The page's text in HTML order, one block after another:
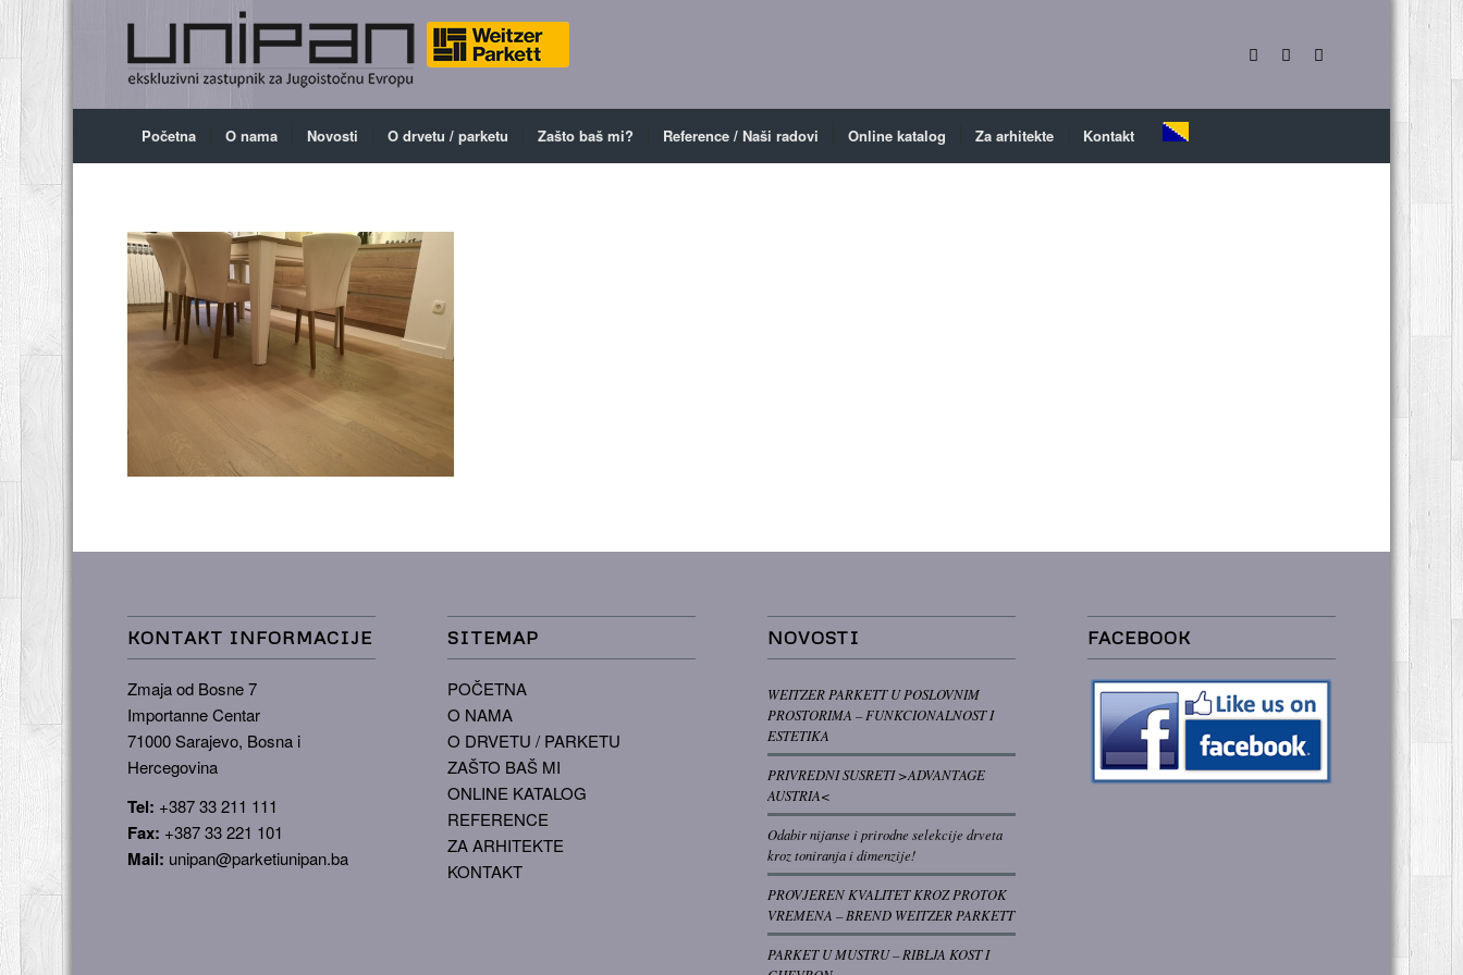
Početna O nama Novosti O drvetu / parketu Zašto baš mi? Reference / Naši radovi Online katalog Za arhitekte Kontakt
KONTAKT INFORMACIJE
Zmaja od Bosne 7
Importanne Centar
71000 Sarajevo, Bosna i
Hercegovina
Tel: +387 33 211 111
Fax: +387 33 221 101
Mail: unipan@parketiunipan.ba
SITEMAP
POČETNA
O NAMA
O DRVETU / PARKETU
ZAŠTO BAŠ MI
ONLINE KATALOG
REFERENCE
ZA ARHITEKTE
KONTAKT
NOVOSTI
WEITZER PARKETT U POSLOVNIM
PROSTORIMA – FUNKCIONALNOST I
ESTETIKA
PRIVREDNI SUSRETI >ADVANTAGE
AUSTRIA<
Odabir nijanse i prirodne selekcije drveta
kroz toniranja i dimenzije!
PROVJEREN KVALITET KROZ PROTOK
VREMENA – BREND WEITZER PARKETT
PARKET U MUSTRU – RIBLJA KOST I
FACEBOOK